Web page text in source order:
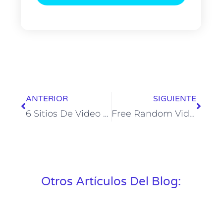
ANTERIOR
6 Sitios De Video Chat En Línea Gratuitos Para Hablar Con Extraños
SIGUIENTE
Free Random Video Chat With Strangers Online
Otros Artículos Del Blog: